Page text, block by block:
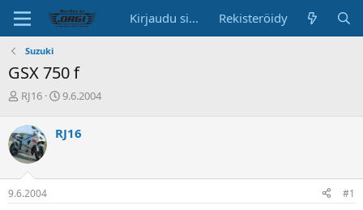
Kirjaudu sisään Rekisteröidy
Suzuki
GSX 750 f
K
s
k
u
s
t
e
RJ16
A
i
s
9.6.2004
RJ16
9.6.2004 #1